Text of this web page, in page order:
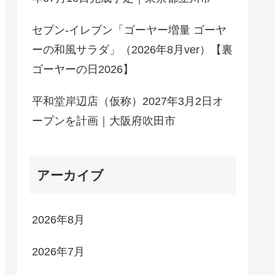
セブン-イレブン「ゴーヤー増量 ゴーヤ
ーの和風サラダ」（2026年8月ver）【裏
ゴーヤーの日2026】
平和堂岸辺店（仮称）2027年3月2日オ
ープンを計画｜大阪府吹田市
アーカイブ
2026年8月
2026年7月